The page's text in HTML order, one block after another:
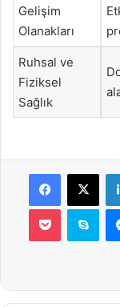
Gelişim
Olanakları
Ruhsal ve
Fiziksel
Sağlık
Facebook
X
Pocket